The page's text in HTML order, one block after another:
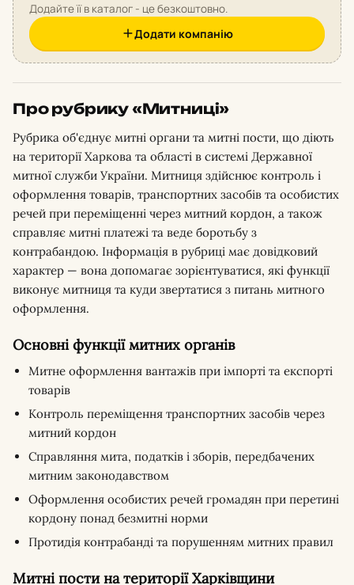
Додайте її в каталог - це безкоштовно.
Додати компанію
Про рубрику «Митниці»
Рубрика об'єднує митні органи та митні пости, що діють
на території Харкова та області в системі Державної
митної служби України. Митниця здійснює контроль і
оформлення товарів, транспортних засобів та особистих
речей при переміщенні через митний кордон, а також
справляє митні платежі та веде боротьбу з
контрабандою. Інформація в рубриці має довідковий
характер — вона допомагає зорієнтуватися, які функції
виконує митниця та куди звертатися з питань митного
оформлення.
Основні функції митних органів
Митне оформлення вантажів при імпорті та експорті
товарів
Контроль переміщення транспортних засобів через
митний кордон
Справляння мита, податків і зборів, передбачених
митним законодавством
Оформлення особистих речей громадян при перетині
кордону понад безмитні норми
Протидія контрабанді та порушенням митних правил
Митні пости на території Харківщини